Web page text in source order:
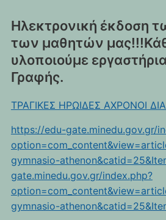
Ηλεκτρονική έκδοση
των μαθητών
υλοποιούμε
Γραφής.
ΤΡΑΓΙΚΕΣ ΗΡΩΙΔΕΣ ΑΧΡΟΝΟΙ
https://edu-gate.minedu.gov.gr/
gymnasio-
gate.minedu.gov.gr/index.php?
gymnasio-